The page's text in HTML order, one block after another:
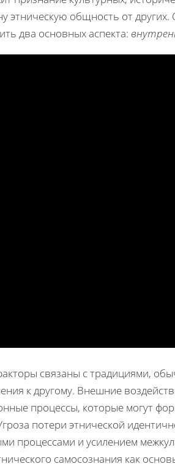
этническую общность от
два основных аспекта:
связаны с традициями,
к другому. Внешние
процессы, которые могут
потери этнической
процессами и усилением
самосознания как